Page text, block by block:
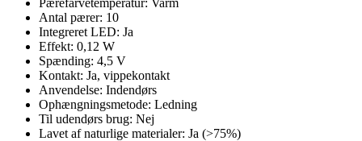
Antal pærer: 10
Integreret LED: Ja
Effekt: 0,12 W
Spænding: 4,5 V
Kontakt: Ja, vippekontakt
Anvendelse: Indendørs
Ophængningsmetode: Ledning
Til udendørs brug: Nej
Lavet af naturlige materialer: Ja (>75%)